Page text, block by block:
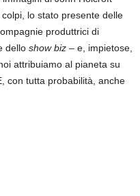
lo stato presente delle
produttrici di
dello show biz – e, impietose,
attribuiamo al pianeta su
con tutta probabilità, anche